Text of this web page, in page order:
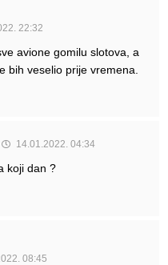
22:32
avione gomilu slotova, a
bih veselio prije vremena.
14.01.2022. 04:34
koji dan ?
08:45